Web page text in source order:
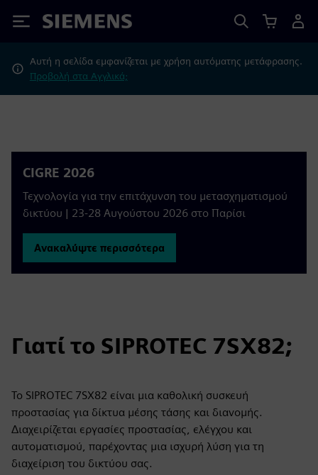
Siemens
Αυτή η σελίδα εμφανίζεται με χρήση αυτόματης μετάφρασης.
Προβολή στα Αγγλικά;
CIGRE 2026
Τεχνολογία για την επιτάχυνση του μετασχηματισμού
δικτύου | 23-28 Αυγούστου 2026 στο Παρίσι
Ανακαλύψτε περισσότερα
Γιατί το SIPROTEC 7SX82;
Το SIPROTEC 7SX82 είναι μια καθολική συσκευή
προστασίας για δίκτυα μέσης τάσης και διανομής.
Διαχειρίζεται εργασίες προστασίας, ελέγχου και
αυτοματισμού, παρέχοντας μια ισχυρή λύση για τη
διαχείριση του δικτύου σας.